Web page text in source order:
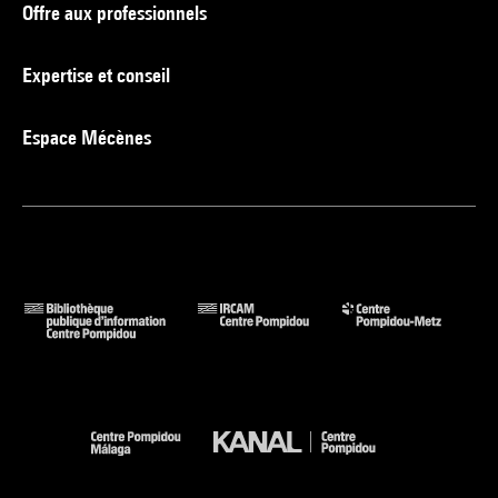
Offre aux professionnels
Expertise et conseil
Espace Mécènes